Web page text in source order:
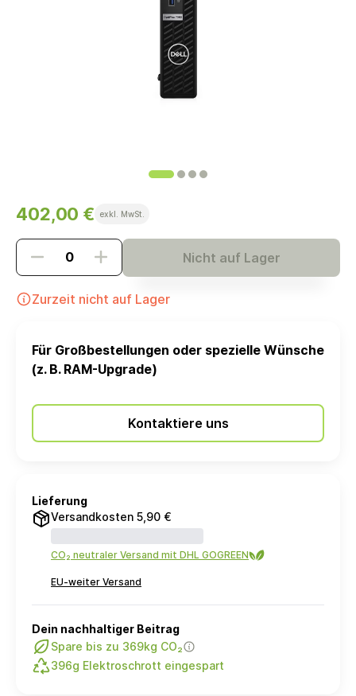
402,00 € exkl. MwSt.
Nicht auf Lager
Zurzeit nicht auf Lager
Für Großbestellungen oder spezielle Wünsche
(z. B. RAM-Upgrade)
Kontaktiere uns
Lieferung
Versandkosten 5,90 €
CO₂ neutraler Versand mit DHL GOGREEN
EU-weiter Versand
Dein nachhaltiger Beitrag
Spare bis zu 369kg CO₂
396g Elektroschrott eingespart